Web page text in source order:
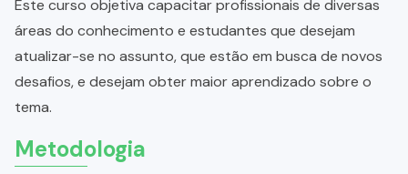
Este curso objetiva capacitar profissionais de diversas
áreas do conhecimento e estudantes que desejam
atualizar-se no assunto, que estão em busca de novos
desafios, e desejam obter maior aprendizado sobre o
tema.
Metodologia